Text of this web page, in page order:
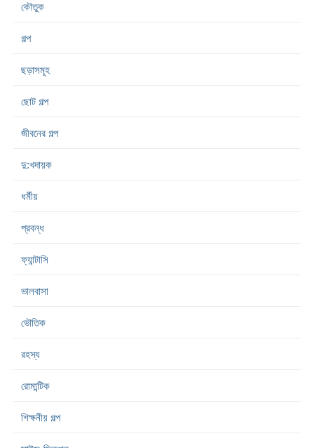
কৌতুক
গল্প
ছড়াসমূহ
ছোট গল্প
জীবনের গল্প
দু:খদায়ক
ধর্মীয়
প্রবন্ধ
ফ্যান্টাসি
ভালবাসা
ভৌতিক
রহস্য
রোমান্টিক
শিক্ষনীয় গল্প